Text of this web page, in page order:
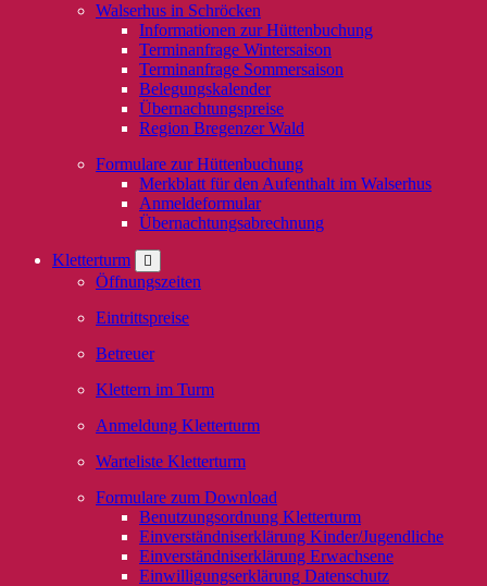
Walserhus in Schröcken
Informationen zur Hüttenbuchung
Terminanfrage Wintersaison
Terminanfrage Sommersaison
Belegungskalender
Übernachtungspreise
Region Bregenzer Wald
Formulare zur Hüttenbuchung
Merkblatt für den Aufenthalt im Walserhus
Anmeldeformular
Übernachtungsabrechnung
Kletterturm
Öffnungszeiten
Eintrittspreise
Betreuer
Klettern im Turm
Anmeldung Kletterturm
Warteliste Kletterturm
Formulare zum Download
Benutzungsordnung Kletterturm
Einverständniserklärung Kinder/Jugendliche
Einverständniserklärung Erwachsene
Einwilligungserklärung Datenschutz